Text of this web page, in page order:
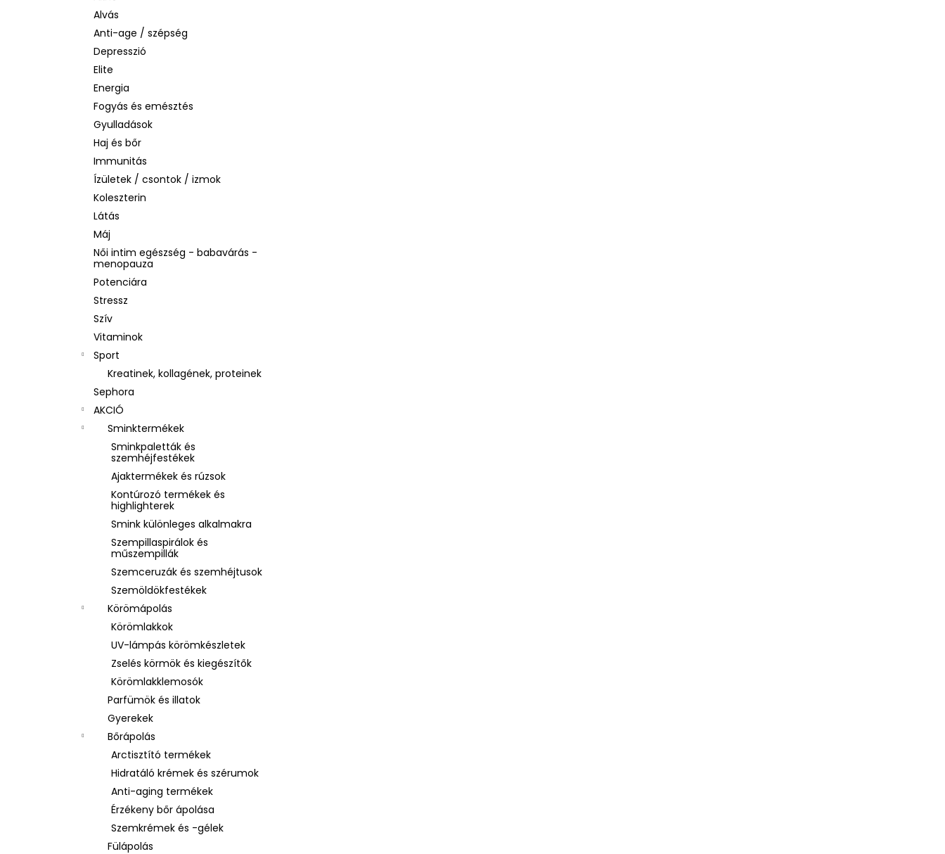
Alvás
Anti-age / szépség
Depresszió
Elite
Energia
Fogyás és emésztés
Gyulladások
Haj és bőr
Immunitás
Ízületek / csontok / izmok
Koleszterin
Látás
Máj
Női intim egészség - babavárás -
menopauza
Potenciára
Stressz
Szív
Vitaminok
Sport
Kreatinek, kollagének, proteinek
Sephora
AKCIÓ
Sminktermékek
Sminkpaletták és
szemhéjfestékek
Ajaktermékek és rúzsok
Kontúrozó termékek és
highlighterek
Smink különleges alkalmakra
Szempillaspirálok és
műszempillák
Szemceruzák és szemhéjtusok
Szemöldökfestékek
Körömápolás
Körömlakkok
UV-lámpás körömkészletek
Zselés körmök és kiegészítők
Körömlakklemosók
Parfümök és illatok
Gyerekek
Bőrápolás
Arctisztító termékek
Hidratáló krémek és szérumok
Anti-aging termékek
Érzékeny bőr ápolása
Szemkrémek és -gélek
Fülápolás
LA ROCHE-POSAY B5 RÁNCTALANÍTÓ
SZÉRUM ÉRZÉKENY BŐRRE, 10 ML
1 760 Ft
Korábbi: 4 580 Ft